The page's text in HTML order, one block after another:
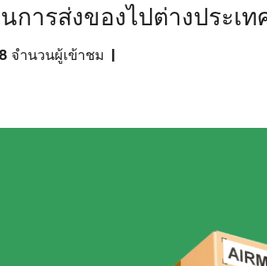
การส่งของไปต่างประเ
จำนวนผู้เข้าชม |